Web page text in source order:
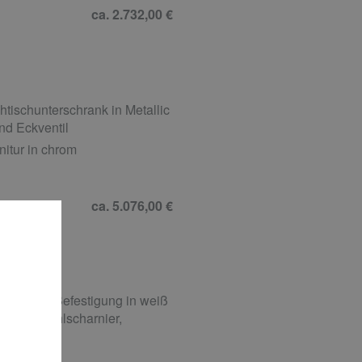
ca. 2.732,00 €
in Metallic
Eckventil
in chrom
ca. 5.076,00 €
Befestigung in weiß
Edelstahlscharnier,